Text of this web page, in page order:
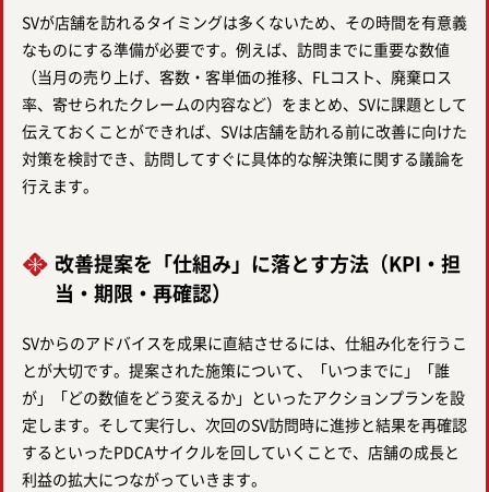
SVが店舗を訪れるタイミングは多くないため、その時間を有意義
なものにする準備が必要です。例えば、訪問までに重要な数値
（当月の売り上げ、客数・客単価の推移、FLコスト、廃棄ロス
率、寄せられたクレームの内容など）をまとめ、SVに課題として
伝えておくことができれば、SVは店舗を訪れる前に改善に向けた
対策を検討でき、訪問してすぐに具体的な解決策に関する議論を
行えます。
改善提案を「仕組み」に落とす方法（KPI・担
当・期限・再確認）
SVからのアドバイスを成果に直結させるには、仕組み化を行うこ
とが大切です。提案された施策について、「いつまでに」「誰
が」「どの数値をどう変えるか」といったアクションプランを設
定します。そして実行し、次回のSV訪問時に進捗と結果を再確認
するといったPDCAサイクルを回していくことで、店舗の成長と
利益の拡大につながっていきます。